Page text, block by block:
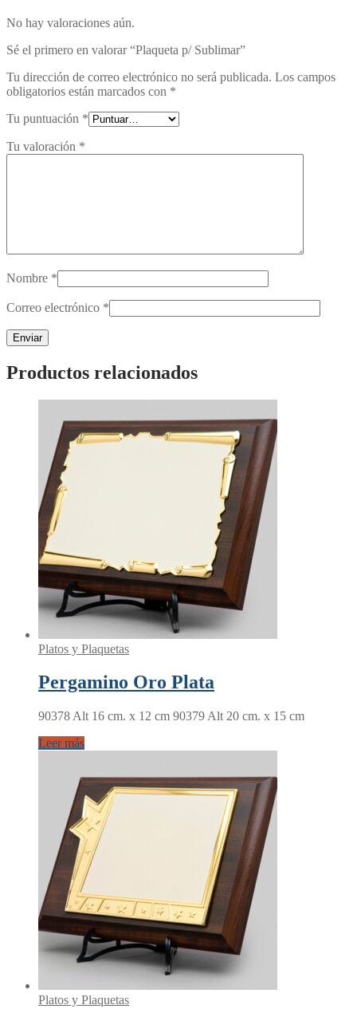
No hay valoraciones aún.
Sé el primero en valorar “Plaqueta p/ Sublimar”
Tu dirección de correo electrónico no será publicada. Los campos
obligatorios están marcados con *
Tu puntuación *
Tu valoración *
Nombre *
Correo electrónico *
Productos relacionados
Platos y Plaquetas
Pergamino Oro Plata
90378 Alt 16 cm. x 12 cm 90379 Alt 20 cm. x 15 cm
Leer más
Platos y Plaquetas